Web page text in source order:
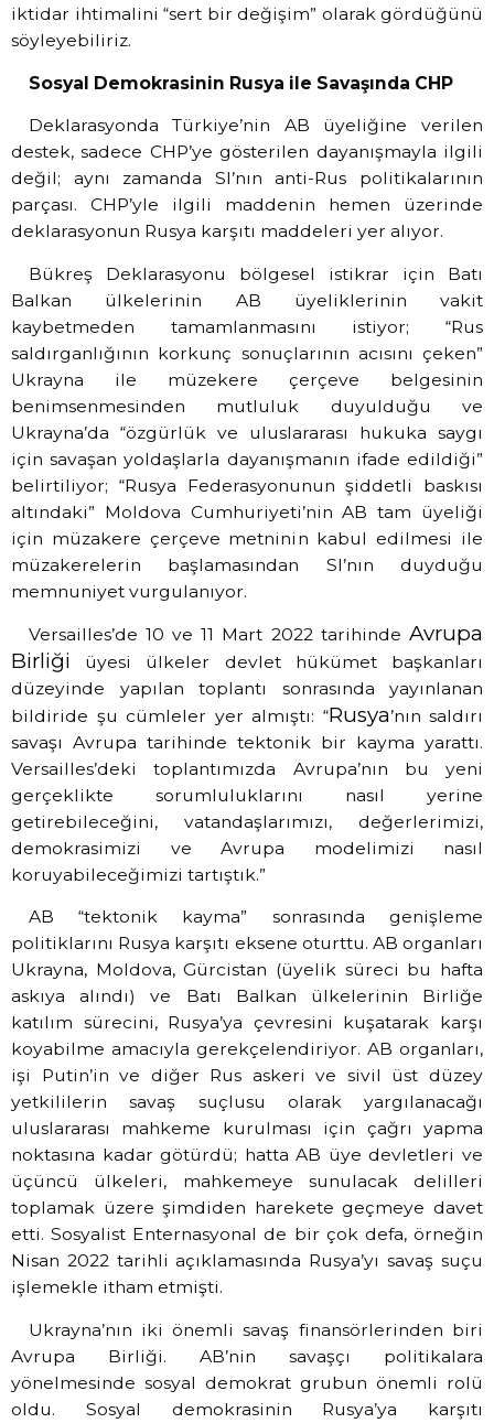
iktidar ihtimalini “sert bir değişim” olarak gördüğünü
söyleyebiliriz.
Sosyal Demokrasinin Rusya ile Savaşında CHP
Deklarasyonda Türkiye’nin AB üyeliğine verilen
destek, sadece CHP’ye gösterilen dayanışmayla ilgili
değil; aynı zamanda SI’nın anti-Rus politikalarının
parçası. CHP’yle ilgili maddenin hemen üzerinde
deklarasyonun Rusya karşıtı maddeleri yer alıyor.
Bükreş Deklarasyonu bölgesel istikrar için Batı
Balkan ülkelerinin AB üyeliklerinin vakit
kaybetmeden tamamlanmasını istiyor; “Rus
saldırganlığının korkunç sonuçlarının acısını çeken”
Ukrayna ile müzekere çerçeve belgesinin
benimsenmesinden mutluluk duyulduğu ve
Ukrayna’da “özgürlük ve uluslararası hukuka saygı
için savaşan yoldaşlarla dayanışmanın ifade edildiği”
belirtiliyor; “Rusya Federasyonunun şiddetli baskısı
altındaki” Moldova Cumhuriyeti’nin AB tam üyeliği
için müzakere çerçeve metninin kabul edilmesi ile
müzakerelerin başlamasından SI’nın duyduğu
memnuniyet vurgulanıyor.
Versailles’de 10 ve 11 Mart 2022 tarihinde Avrupa
Birliği üyesi ülkeler devlet hükümet başkanları
düzeyinde yapılan toplantı sonrasında yayınlanan
bildiride şu cümleler yer almıştı: “Rusya’nın saldırı
savaşı Avrupa tarihinde tektonik bir kayma yarattı.
Versailles’deki toplantımızda Avrupa’nın bu yeni
gerçeklikte sorumluluklarını nasıl yerine
getirebileceğini, vatandaşlarımızı, değerlerimizi,
demokrasimizi ve Avrupa modelimizi nasıl
koruyabileceğimizi tartıştık.”
AB “tektonik kayma” sonrasında genişleme
politiklarını Rusya karşıtı eksene oturttu. AB organları
Ukrayna, Moldova, Gürcistan (üyelik süreci bu hafta
askıya alındı) ve Batı Balkan ülkelerinin Birliğe
katılım sürecini, Rusya’ya çevresini kuşatarak karşı
koyabilme amacıyla gerekçelendiriyor. AB organları,
işi Putin’in ve diğer Rus askeri ve sivil üst düzey
yetkililerin savaş suçlusu olarak yargılanacağı
uluslararası mahkeme kurulması için çağrı yapma
noktasına kadar götürdü; hatta AB üye devletleri ve
üçüncü ülkeleri, mahkemeye sunulacak delilleri
toplamak üzere şimdiden harekete geçmeye davet
etti. Sosyalist Enternasyonal de bir çok defa, örneğin
Nisan 2022 tarihli açıklamasında Rusya’yı savaş suçu
işlemekle itham etmişti.
Ukrayna’nın iki önemli savaş finansörlerinden biri
Avrupa Birliği. AB’nin savaşçı politikalara
yönelmesinde sosyal demokrat grubun önemli rolü
oldu. Sosyal demokrasinin Rusya’ya karşıtı